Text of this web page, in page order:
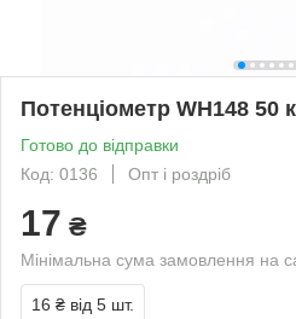
Потенціометр WH148 50
Готово до відправки
Код: 0136
Опт і роздріб
17 ₴
Мінімальна сума замовлення на
16 ₴ від 5 шт.